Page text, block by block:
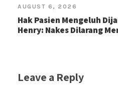
AUGUST 6, 2026
Hak Pasien Mengeluh
Henry: Nakes Dilarang
Leave a Reply